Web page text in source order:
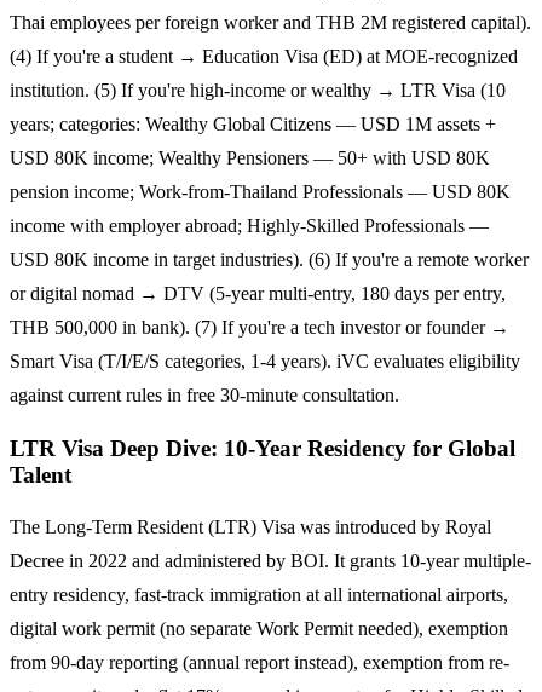
Thai employees per foreign worker and THB 2M registered capital).
(4) If you're a student → Education Visa (ED) at MOE-recognized
institution. (5) If you're high-income or wealthy → LTR Visa (10
years; categories: Wealthy Global Citizens — USD 1M assets +
USD 80K income; Wealthy Pensioners — 50+ with USD 80K
pension income; Work-from-Thailand Professionals — USD 80K
income with employer abroad; Highly-Skilled Professionals —
USD 80K income in target industries). (6) If you're a remote worker
or digital nomad → DTV (5-year multi-entry, 180 days per entry,
THB 500,000 in bank). (7) If you're a tech investor or founder →
Smart Visa (T/I/E/S categories, 1-4 years). iVC evaluates eligibility
against current rules in free 30-minute consultation.
LTR Visa Deep Dive: 10-Year Residency for Global
Talent
The Long-Term Resident (LTR) Visa was introduced by Royal
Decree in 2022 and administered by BOI. It grants 10-year multiple-
entry residency, fast-track immigration at all international airports,
digital work permit (no separate Work Permit needed), exemption
from 90-day reporting (annual report instead), exemption from re-